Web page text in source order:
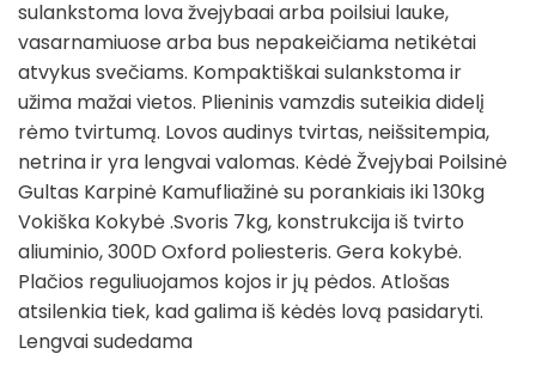
sulankstoma lova žvejybaai arba poilsiui lauke,
vasarnamiuose arba bus nepakeičiama netikėtai
atvykus svečiams. Kompaktiškai sulankstoma ir
užima mažai vietos. Plieninis vamzdis suteikia didelį
rėmo tvirtumą. Lovos audinys tvirtas, neišsitempia,
netrina ir yra lengvai valomas. Kėdė Žvejybai Poilsinė
Gultas Karpinė Kamufliažinė su porankiais iki 130kg
Vokiška Kokybė .Svoris 7kg, konstrukcija iš tvirto
aliuminio, 300D Oxford poliesteris. Gera kokybė.
Plačios reguliuojamos kojos ir jų pėdos. Atlošas
atsilenkia tiek, kad galima iš kėdės lovą pasidaryti.
Lengvai sudedama